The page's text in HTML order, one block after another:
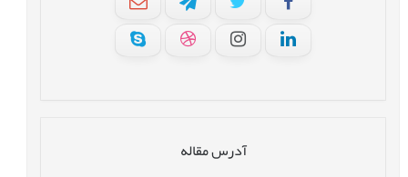
آدرس مقاله